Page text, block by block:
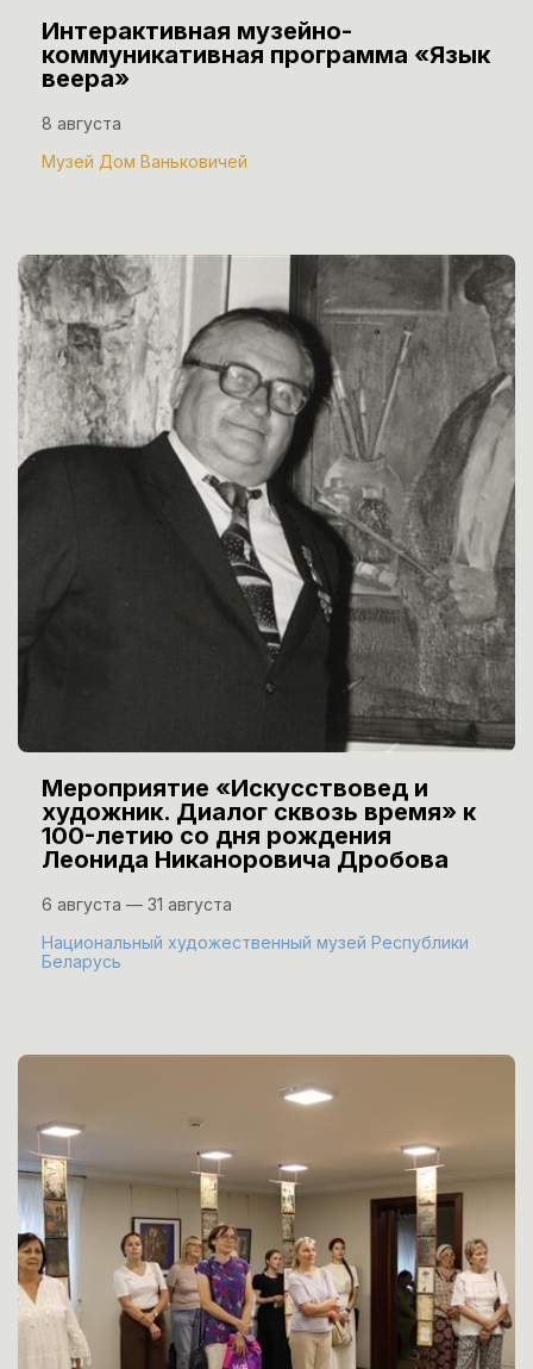
Интерактивная музейно-
коммуникативная программа «Язык
веера»
8 августа
Музей Дом Ваньковичей
Мероприятие «Искусствовед и
художник. Диалог сквозь время» к
100-летию со дня рождения
Леонида Никаноровича Дробова
6 августа — 31 августа
Национальный художественный музей Республики
Беларусь